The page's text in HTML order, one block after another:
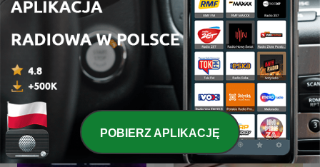
Pierwsza Młodość
Afterwork Techno
Sessions – Techno
Podcast, Raw & Hypnotic
Techno Mixes
POBIERZ APLIKACJĘ